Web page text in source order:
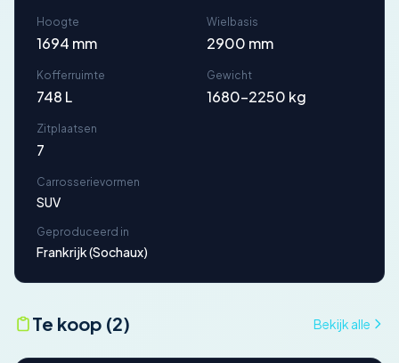
Hoogte
1694 mm
Wielbasis
2900 mm
Kofferruimte
748 L
Gewicht
1680-2250 kg
Zitplaatsen
7
Carrosserievormen
SUV
Geproduceerd in
Frankrijk (Sochaux)
Te koop (2) Bekijk alle